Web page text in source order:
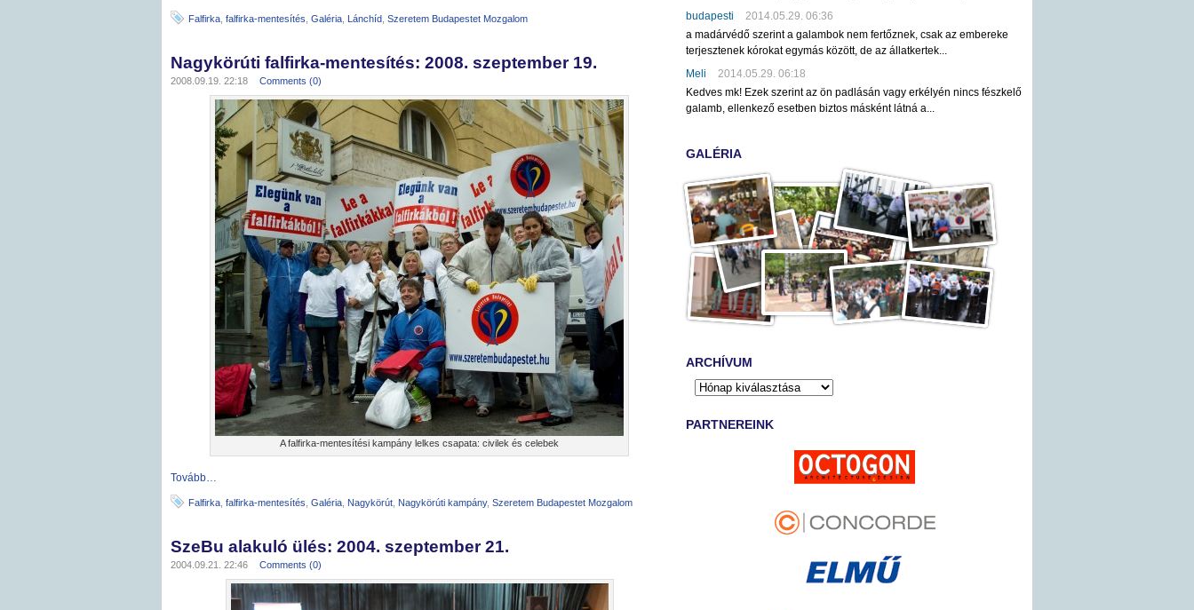
Falfirka falfirka-mentesítés Galéria Lánchíd Szeretem Budapestet Mozgalom
Nagykörúti falfirka-mentesítés: 2008. szeptember 19.
2008.09.19. 22:18 Comments (0)
A falfirka-mentesítési kampány lelkes csapata: civilek és celebek
Tovább…
Falfirka falfirka-mentesítés Galéria Nagykörút Nagykörúti kampány, Szeretem Budapestet Mozgalom
SzeBu alakuló ülés: 2004. szeptember 21.
2004.09.21. 22:46 Comments (0)
budapesti
2014.05.29. 06:36
a madárvédő szerint a galambok nem fertőznek, csak az embereke
terjesztenek kórokat egymás között, de az állatkertek...
Meli
2014.05.29. 06:18
Kedves mk! Ezek szerint az ön padlásán vagy erkélyén nincs fészkelő
galamb, ellenkező esetben biztos másként látná a...
GALÉRIA
ARCHÍVUM
PARTNEREINK